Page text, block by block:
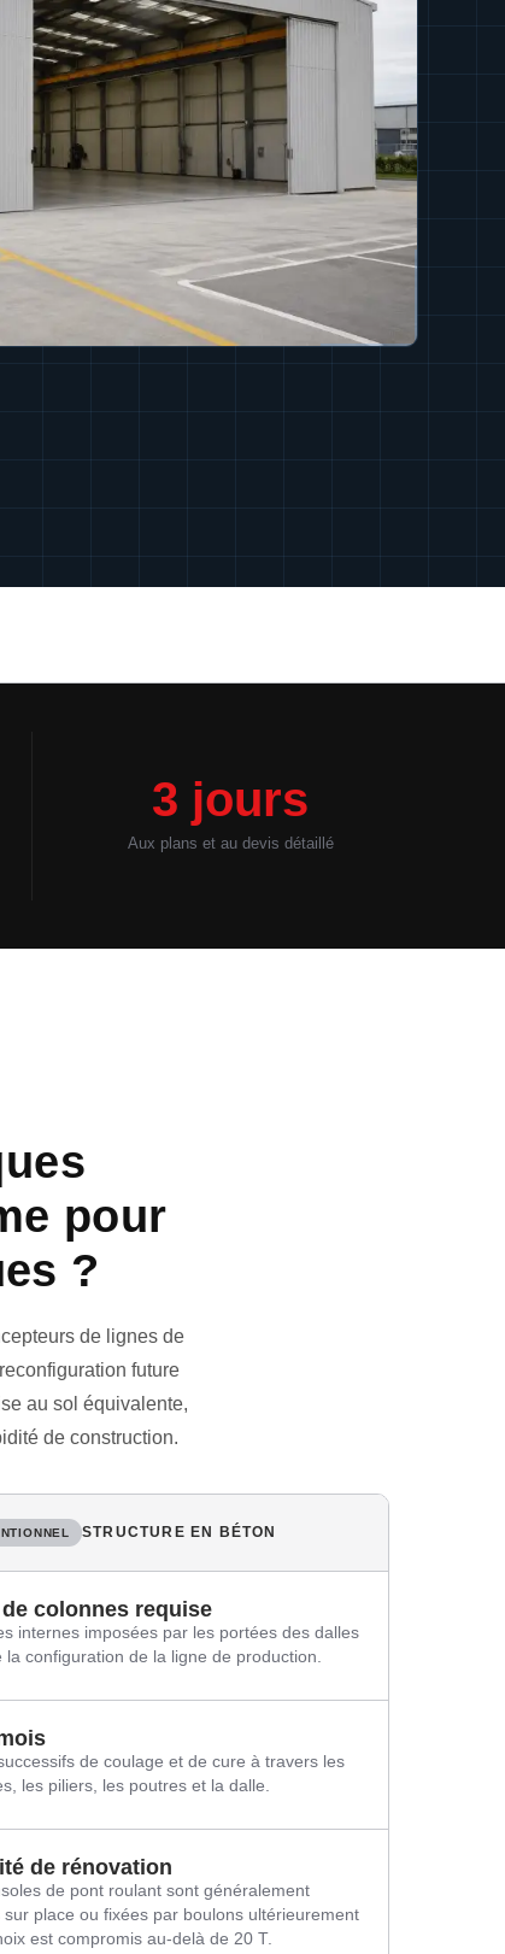
3 jours
Aux plans et au devis détaillé
pour
?
de lignes de
future
au sol équivalente,
de construction.
STRUCTURE EN BÉTON
colonnes requise
internes imposées par les portées des dalles
configuration de la ligne de production.
de coulage et de cure à travers les
les piliers, les poutres et la dalle.
de rénovation
de pont roulant sont généralement
sur place ou fixées par boulons ultérieurement
est compromis au-delà de 20 T.